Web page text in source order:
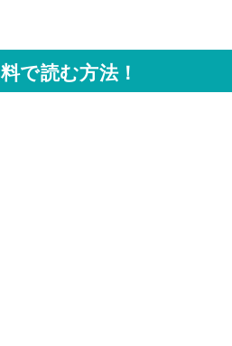
で読む方法！